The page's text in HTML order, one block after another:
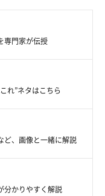
専門家が伝授
れ”ネタはこちら
ど、画像と一緒に解説
分かりやすく解説